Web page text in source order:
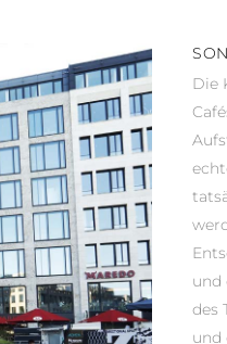
Die
und
des
und